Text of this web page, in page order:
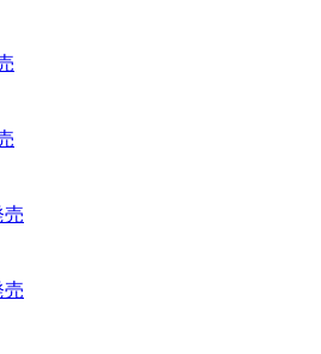
売
売